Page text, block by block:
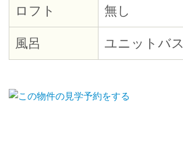
ロフト 無し
風呂 ユニットバス